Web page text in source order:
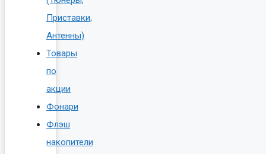
Приставки,
Антенны)
Товары
по
акции
Фонари
Флэш
накопители